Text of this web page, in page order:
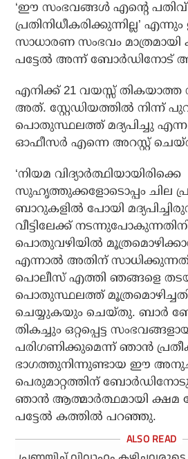
‘ഈ സംഭവങ്ങള്‍ എന്റെ പതിവ്
പ്രതിനിധീകരിക്കുന്നില്ല’
സാധാരണ സംഭവം
പട്ടേല്‍ അന്ന് ബോര്‍ഡിനോട്
എനിക്ക് 21 വയസ്സ്
അത്. സ്റ്റേഡിയത്തില്‍ നിന്ന്
പൊതുസ്ഥലത്ത് മദ്യപിച്ചു എന്ന
ഓഫീസര്‍ എന്നെ അറസ്റ്റ്
‘നിയമ വിദ്യാര്‍ത്ഥിയായിരിക്കെ
സുഹൃത്തുക്കളോടൊപ്പം ചില
ബാറുകളില്‍ പോയി
വീട്ടിലേക്ക്
പൊതുവഴിയില്‍
എന്നാല്‍ അതിന്
പൊലീസ് എത്തി ഞങ്ങളെ
പൊതുസ്ഥലത്ത്
ചെയ്യുകയും ചെയ്തു. ബാര്‍
തികച്ചും ഒറ്റപ്പെട്ട
പരിഗണിക്കുമെന്ന് ഞാന്‍
ഭാഗത്തുനിന്നുണ്ടായ ഈ
പെരുമാറ്റത്തിന്
ഞാന്‍ ആത്മാര്‍ത്ഥമായി ക്ഷമ
പട്ടേല്‍ കത്തില്‍ പറഞ്ഞു.